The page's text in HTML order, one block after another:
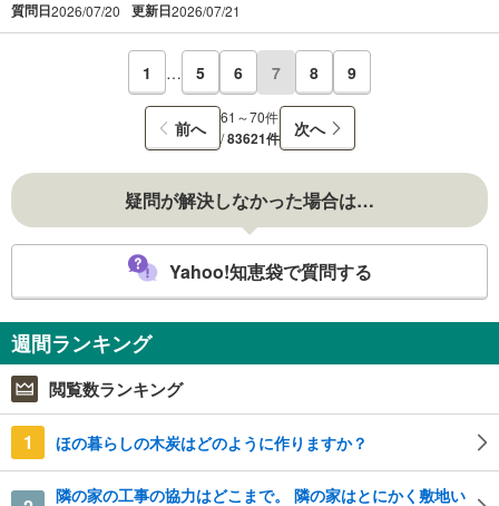
質問日2026/07/20 更新日2026/07/21
1 … 5 6 7 8 9
前へ
61～70件
/83621件 次へ
疑問が解決しなかった場合は…
Yahoo!知恵袋で質問する
週間ランキング
閲覧数ランキング
1 ほの暮らしの木炭はどのように作りますか？
隣の家の工事の協力はどこまで。 隣の家はとにかく敷地い